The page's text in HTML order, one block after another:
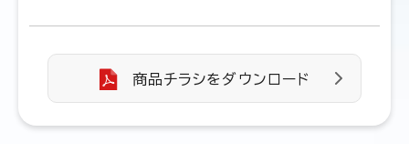
商品チラシをダウンロード